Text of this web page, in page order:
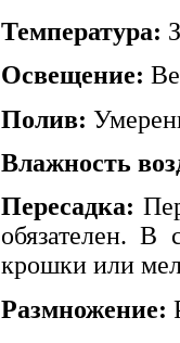
Температура:
Освещение:
Полив:
Влажность
Пересадка:
обязателен. В
крошки или
Размножение: